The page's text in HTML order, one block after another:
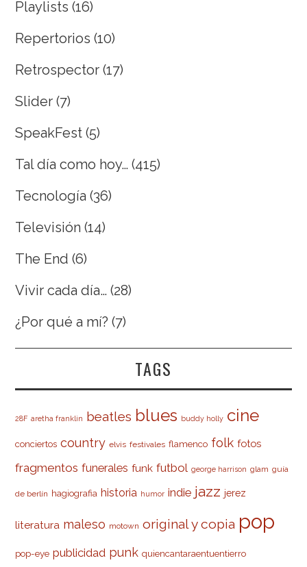
Playlists (16)
Repertorios (10)
Retrospector (17)
Slider (7)
SpeakFest (5)
Tal día como hoy… (415)
Tecnología (36)
Televisión (14)
The End (6)
Vivir cada día… (28)
¿Por qué a mí? (7)
TAGS
28F aretha franklin beatles blues buddy holly cine
conciertos country elvis festivales flamenco folk fotos
fragmentos funerales funk futbol george harrison glam guía
de berlín hagiografia historia humor indie jazz jerez
literatura maleso motown original y copia pop
pop-eye publicidad punk quiencantaraentuentierro